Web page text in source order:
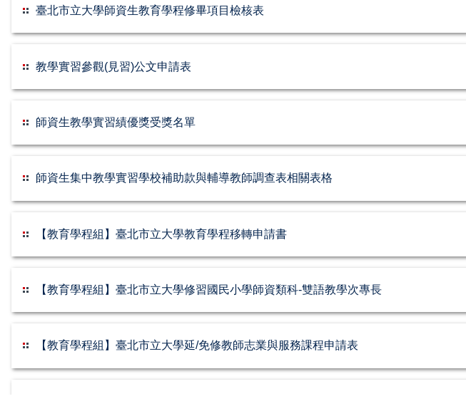
臺北市立大學師資生教育學程修畢項目檢核表
教學實習參觀(見習)公文申請表
師資生教學實習績優獎受獎名單
師資生集中教學實習學校補助款與輔導教師調查表相關表格
【教育學程組】臺北市立大學教育學程移轉申請書
【教育學程組】臺北市立大學修習國民小學師資類科-雙語教學次專長
【教育學程組】臺北市立大學延/免修教師志業與服務課程申請表